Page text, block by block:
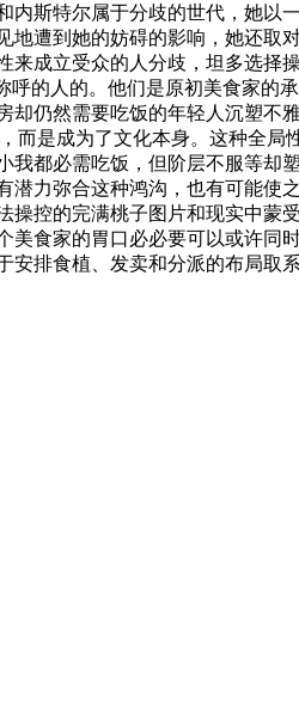
斯特尔属于分歧的世代，她
遭到她的妨碍的影响，她还取
成立受众的人分歧，坦多选
的人的。他们是原初美食家的
仍然需要吃饭的年轻人沉塑
而是成为了文化本身。这种全
都必需吃饭，但阶层不服等却
力弥合这种鸿沟，也有可能使
控的完满桃子图片和现实中
食家的胃口必必要可以或许
排食植、发卖和分派的布局取系